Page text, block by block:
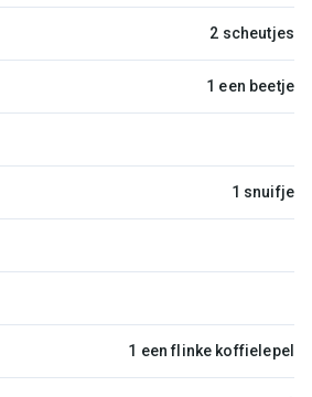
2 scheutjes
1 een beetje
1 snuifje
1 een flinke koffielepel